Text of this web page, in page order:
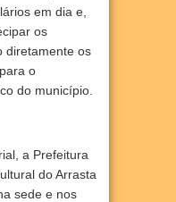
em dia e,
os
diretamente os
o
do município.
a Prefeitura
do Arrasta
sede e nos